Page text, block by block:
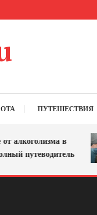
ПУТЕШЕСТВИЯ
в
путеводитель